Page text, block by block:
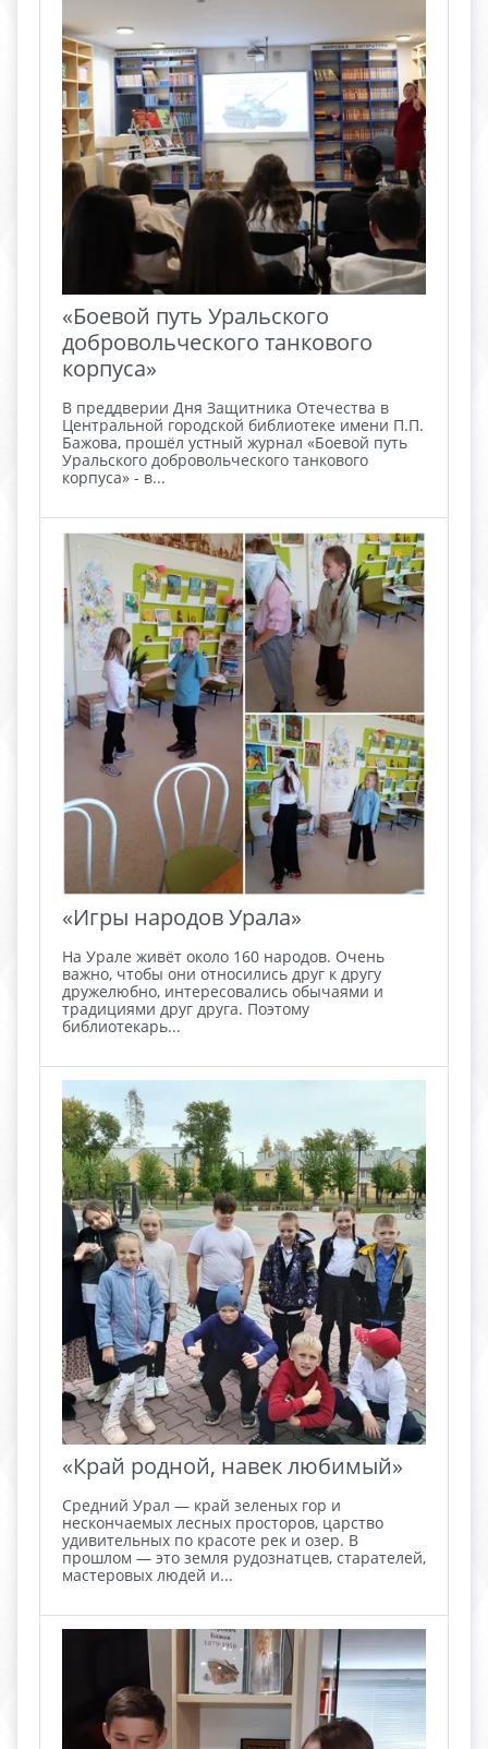
«Боевой путь Уральского
добровольческого танкового
корпуса»
В преддверии Дня Защитника Отечества в
Центральной городской библиотеке имени П.П.
Бажова, прошёл устный журнал «Боевой путь
Уральского добровольческого танкового
корпуса» - в...
«Игры народов Урала»
На Урале живёт около 160 народов. Очень
важно, чтобы они относились друг к другу
дружелюбно, интересовались обычаями и
традициями друг друга. Поэтому
библиотекарь...
«Край родной, навек любимый»
Средний Урал — край зеленых гор и
нескончаемых лесных просторов, царство
удивительных по красоте рек и озер. В
прошлом — это земля рудознатцев, старателей,
мастеровых людей и...